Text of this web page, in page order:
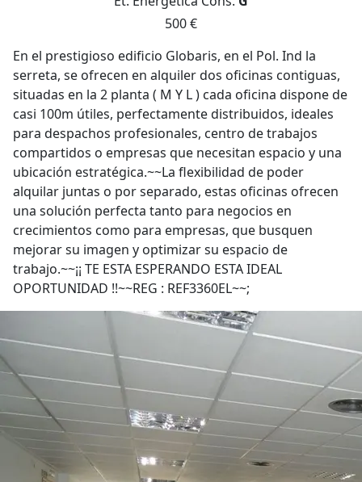
500 €
En el prestigioso edificio Globaris, en el Pol. Ind la
serreta, se ofrecen en alquiler dos oficinas contiguas,
situadas en la 2 planta ( M Y L ) cada oficina dispone de
casi 100m útiles, perfectamente distribuidos, ideales
para despachos profesionales, centro de trabajos
compartidos o empresas que necesitan espacio y una
ubicación estratégica.~~La flexibilidad de poder
alquilar juntas o por separado, estas oficinas ofrecen
una solución perfecta tanto para negocios en
crecimientos como para empresas, que busquen
mejorar su imagen y optimizar su espacio de
trabajo.~~¡¡ TE ESTA ESPERANDO ESTA IDEAL
OPORTUNIDAD !!~~REG : REF3360EL~~;